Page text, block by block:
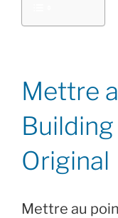
Mettre
Original
Mettre au